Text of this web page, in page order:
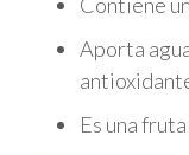
Aporta
Es una